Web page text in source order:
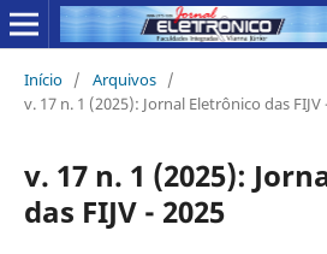
Início / Arquivos /
v. 17 n. 1 (2025): Jornal Eletrônico das FIJV
v. 17 n. 1 (2025):
das FIJV - 2025